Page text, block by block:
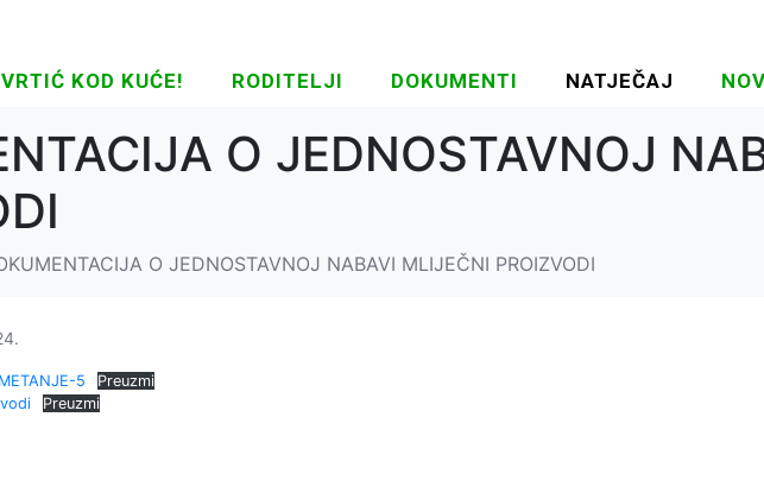
VRTIĆ KOD KUĆE! RODITELJI DOKUMENTI NATJEČAJ
O JEDNOSTAVNOJ
O JEDNOSTAVNOJ NABAVI MLIJEČNI PROIZVODI
5
Preuzmi
Preuzmi